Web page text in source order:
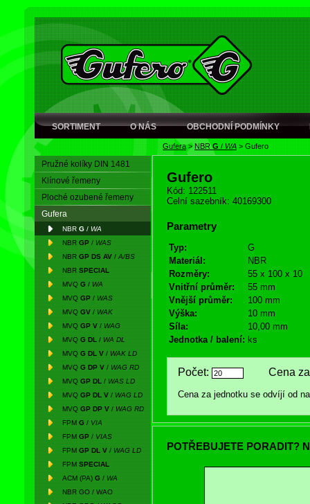
SORTIMENT O NÁS OBCHODNÍ PODMÍNKY
Gufera> NBRG / WA > Gufero
Pružné kolíky DIN 1481
Klínové řemeny
Ploché ozubené řemeny
Gufera
NBR G / WA
NBR GP / WAS
NBR GP DS AV / A/BS
NBR SPECIAL
MVQ G / WA
MVQ GP / WAS
MVQ GV / WAK
MVQ GP V / WAG
MVQ G DL / WA DL
MVQ G DL V / WAK LD
MVQ G DP V / WAG RD
MVQ GP DL / WAS LD
MVQ GP DL V / WAG LD
MVQ GP DP V / WAG RD
FPM G / VIA
FPM GP / VIAS
FPM GP DL V / WAG LD
FPM SPECIAL
ACM (PA) G / WA
NBR GO / WAO
Gufero
Kód: 122511
Celní sazebník: 40169300
Parametry
Typ:
G
Materiál:
NBR
Rozměry:
55 x 100 x 10
Vnitřní průměr:
55 mm
Vnější průměr:
100 mm
Výška:
10 mm
Síla:
10,00 mm
Jednotka / balení: ks
Počet: Cena za
Cena za jednotku se odvíjí od
POTŘEBUJETE PORADIT?